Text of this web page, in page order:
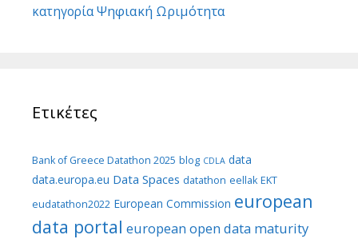
κατηγορίαΨηφιακή Ωριμότητα
Ετικέτες
Bank of Greece Datathon 2025 blog CDLA data
data.europa.eu Data Spaces datathon eellak EKT
eudatathon2022 European Commission european
data portal european open data maturity